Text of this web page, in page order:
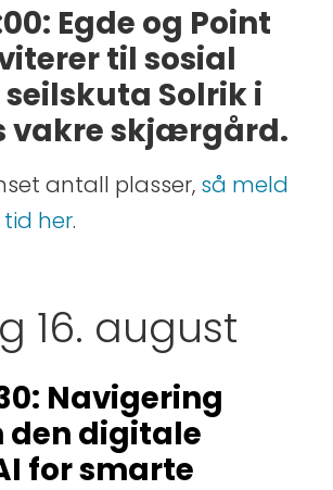
Egde og Point
til sosial
Solrik i
vakre skjærgård.
antall plasser, så meld
her.
16. august
Navigering
den digitale
for smarte